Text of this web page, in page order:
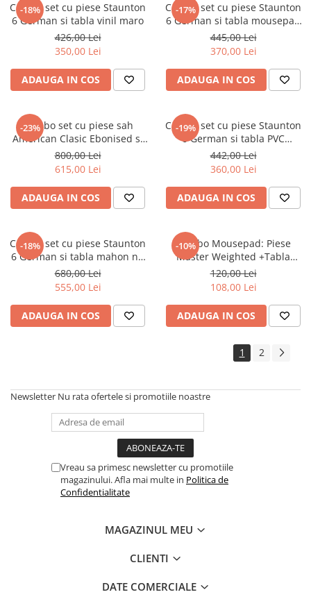
-18%
Combo set cu piese Staunton
6 German si tabla vinil maro
426,00 Lei
350,00 Lei
ADAUGA IN COS
-17%
Combo set cu piese Staunton
6 German si tabla mousepad
imitatie lemn
445,00 Lei
370,00 Lei
ADAUGA IN COS
-23%
Combo set cu piese sah
American Clasic Ebonised si
tabla pliabila artar no. 6
800,00 Lei
615,00 Lei
ADAUGA IN COS
-19%
Combo set cu piese Staunton
6 German si tabla PVC
Alb/Maro
442,00 Lei
360,00 Lei
ADAUGA IN COS
-18%
Combo set cu piese Staunton
6 German si tabla mahon nr.
6
680,00 Lei
555,00 Lei
ADAUGA IN COS
-10%
Combo Mousepad: Piese
Master Weighted +Tabla
mousepad verde
120,00 Lei
108,00 Lei
ADAUGA IN COS
1 2
Newsletter Nu rata ofertele si promotiile noastre
Vreau sa primesc newsletter cu promotiile
magazinului. Afla mai multe in Politica de
Confidentialitate
MAGAZINUL MEU
CLIENTI
DATE COMERCIALE